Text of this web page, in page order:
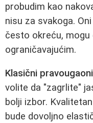
probudim kao
nisu za svakoga.
često okreću, mogu
ograničavajućim.
Klasični
volite da "zagrlite"
bolji izbor.
bude dovoljno